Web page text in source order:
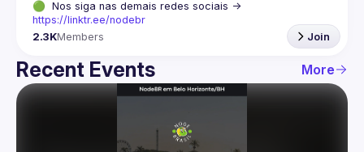
https://linktr.ee/nodebr
2.3KMembers Join
Recent Events More